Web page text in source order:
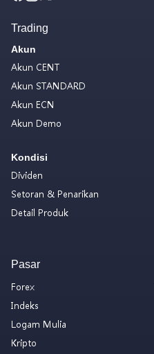
Trading
Akun
Akun CENT
Akun STANDARD
Akun ECN
Akun Demo
Kondisi
Dividen
Setoran & Penarikan
Detail Produk
Pasar
Forex
Indeks
Logam Mulia
Kripto